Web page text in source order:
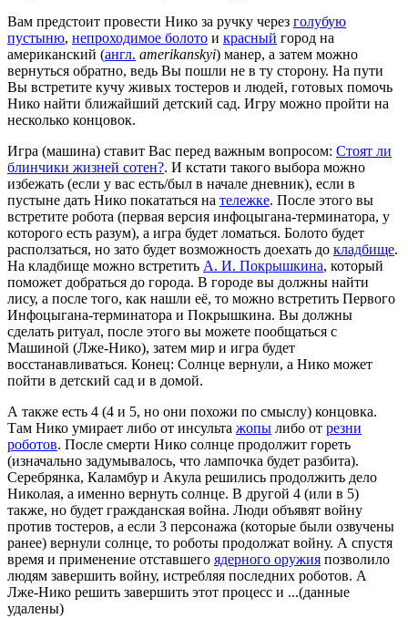
Вам предстоит провести Нико за ручку через голубую
пустыню, непроходимое болото и красный город на
американский (англ. amerikanskyi) манер, а затем можно
вернуться обратно, ведь Вы пошли не в ту сторону. На пути
Вы встретите кучу живых тостеров и людей, готовых помочь
Нико найти ближайший детский сад. Игру можно пройти на
несколько концовок.
Игра (машина) ставит Вас перед важным вопросом: Стоят ли
блинчики жизней сотен?. И кстати такого выбора можно
избежать (если у вас есть/был в начале дневник), если в
пустыне дать Нико покататься на тележке. После этого вы
встретите робота (первая версия инфоцыгана-терминатора, у
которого есть разум), а игра будет ломаться. Болото будет
расползаться, но зато будет возможность доехать до кладбище.
На кладбище можно встретить А. И. Покрышкина, который
поможет добраться до города. В городе вы должны найти
лису, а после того, как нашли её, то можно встретить Первого
Инфоцыгана-терминатора и Покрышкина. Вы должны
сделать ритуал, после этого вы можете пообщаться с
Машиной (Лже-Нико), затем мир и игра будет
восстанавливаться. Конец: Солнце вернули, а Нико может
пойти в детский сад и в домой.
А также есть 4 (4 и 5, но они похожи по смыслу) концовка.
Там Нико умирает либо от инсульта жопы либо от резни
роботов. После смерти Нико солнце продолжит гореть
(изначально задумывалось, что лампочка будет разбита).
Серебрянка, Каламбур и Акула решились продолжить дело
Николая, а именно вернуть солнце. В другой 4 (или в 5)
также, но будет гражданская война. Люди объявят войну
против тостеров, а если 3 персонажа (которые были озвучены
ранее) вернули солнце, то роботы продолжат войну. А спустя
время и применение отставшего ядерного оружия позволило
людям завершить войну, истребляя последних роботов. А
Лже-Нико решить завершить этот процесс и ...(данные
удалены)